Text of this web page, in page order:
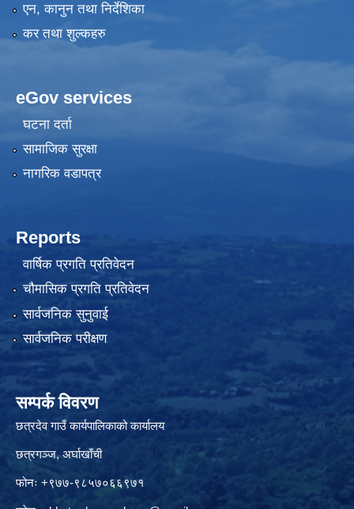
एन, कानुन तथा निर्देशिका
कर तथा शुल्कहरु
eGov services
घटना दर्ता
सामाजिक सुरक्षा
नागरिक वडापत्र
Reports
वार्षिक प्रगति प्रतिवेदन
चौमासिक प्रगति प्रतिवेदन
सार्वजनिक सुनुवाई
सार्वजनिक परीक्षण
सम्पर्क विवरण
छत्रदेव गाउँ कार्यपालिकाको कार्यालय
छत्रगञ्ज, अर्घाखाँची
फोनः +९७७-९८५७०६६९७१